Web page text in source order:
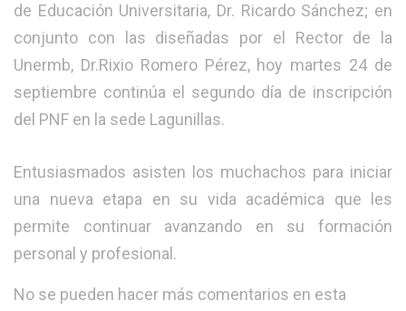
de Educación Universitaria, Dr. Ricardo Sánchez; en
conjunto con las diseñadas por el Rector de la
Unermb, Dr.Rixio Romero Pérez, hoy martes 24 de
septiembre continúa el segundo día de inscripción
del PNF en la sede Lagunillas.
Entusiasmados asisten los muchachos para iniciar
una nueva etapa en su vida académica que les
permite continuar avanzando en su formación
personal y profesional.
No se pueden hacer más comentarios en esta